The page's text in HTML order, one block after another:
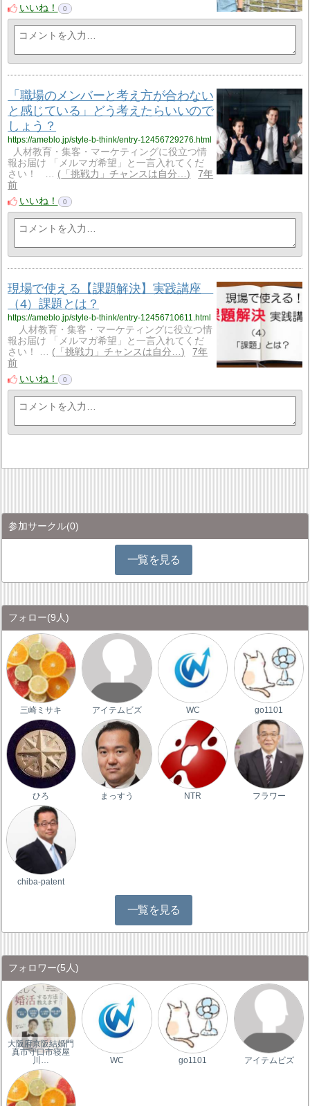
いいね！
0
「職場のメンバーと考え方が合わない
と感じている」どう考えたらいいので
しょう？
https://ameblo.jp/style-b-think/entry-12456729276.html
人材教育・集客・マーケティングに役立つ情
報お届け 「メルマガ希望」と一言入れてくだ
さい！ …
「挑戦力」チャンスは自分…
7年
前
いいね！
0
現場で使える【課題解決】実践講座
（4）課題とは？
https://ameblo.jp/style-b-think/entry-12456710611.html
人材教育・集客・マーケティングに役立つ情
報お届け 「メルマガ希望」と一言入れてくだ
さい！ …
「挑戦力」チャンスは自分…
7年
前
いいね！
0
参加サークル(0)
一覧を見る
フォロー(9人)
三崎ミサキ アイテムビズ WC go1101
ひろ まっすう NTR フラワー
chiba-patent
一覧を見る
フォロワー(5人)
大阪府京阪結婚門
真市守口市寝屋
川…
WC go1101 アイテムビズ